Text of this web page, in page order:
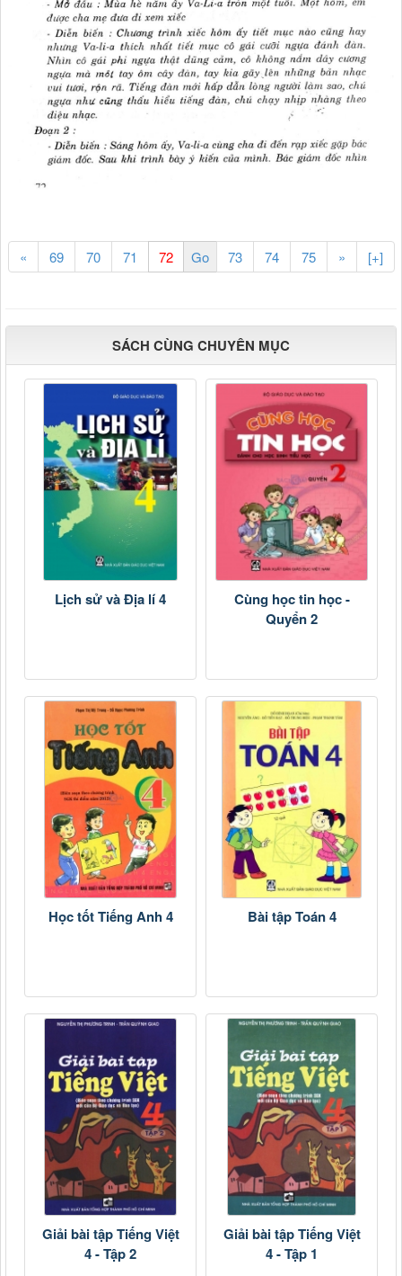
« 69 70 71 73 74 75 » [+]
SÁCH CÙNG CHUYÊN MỤC
Lịch sử và Địa lí 4
Cùng học tin học -
Quyển 2
Học tốt Tiếng Anh 4 Bài tập Toán 4
Giải bài tập Tiếng Việt
4 - Tập 2
Giải bài tập Tiếng Việt
4 - Tập 1